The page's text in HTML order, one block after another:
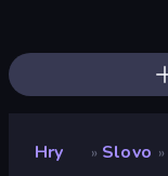
Hry » Slovo »